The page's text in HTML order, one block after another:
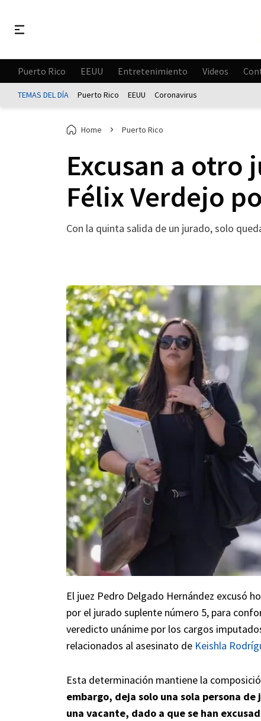
Puerto Rico EEUU Entretenimiento Videos
TEMAS DEL DÍA Puerto Rico EEUU Coronavirus
Home Puerto Rico
Excusan a
Félix Verdejo
Con la quinta salida de un jurado, solo
El juez Pedro Delgado Hernández excusó
por el jurado suplente número 5, para
veredicto unánime por los cargos
relacionados al asesinato de Keishla
Esta determinación mantiene la
embargo, deja solo una sola persona
una vacante, dado a que se han